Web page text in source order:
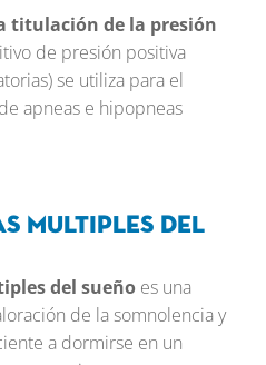
titulación de la presión
de presión positiva
se utiliza para el
apneas e hipopneas
multiples del
del sueño es una
de la somnolencia y
a dormirse en un